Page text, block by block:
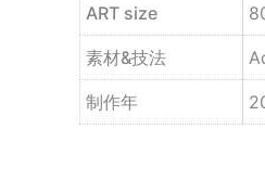
ART size
素材&技法
制作年